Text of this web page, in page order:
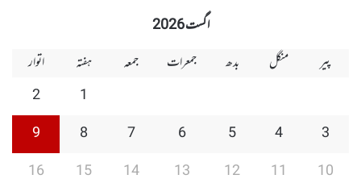
اگست 2026
پیر
منگل بدھ جمعرات جمعہ ہفتہ
اتوار
1
2
3
4
5
6
7
8
9
10
11
12
13
14
15
16